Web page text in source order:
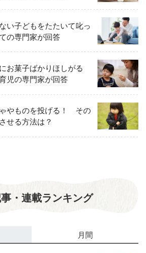
い子どもをたたいて叱っ
の専門家が回答
お菓子ばかりほしがる
児の専門家が回答
やものを投げる！ その
せる方法は？
・連載ランキング
月間